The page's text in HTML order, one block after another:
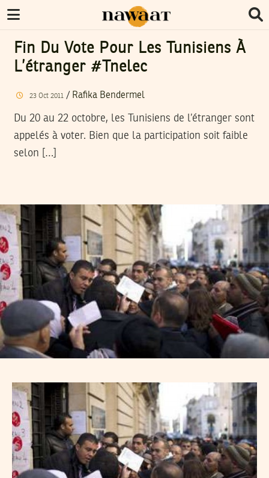
Fin Du Vote Pour Les Tunisiens À
L’étranger #tnelec
23 Oct 2011/ Rafika Bendermel
Du 20 au 22 octobre, les Tunisiens de l’étranger sont
appelés à voter. Bien que la participation soit faible
selon […]